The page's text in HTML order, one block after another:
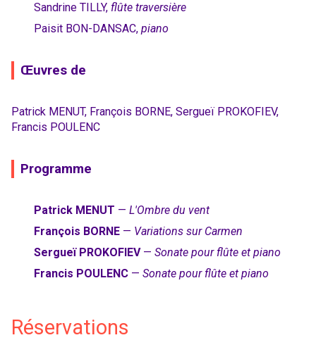
Sandrine TILLY, flûte traversière
Paisit BON-DANSAC, piano
Œuvres de
Patrick MENUT, François BORNE, Sergueï PROKOFIEV,
Francis POULENC
Programme
Patrick MENUT — L'Ombre du vent
François BORNE — Variations sur Carmen
Sergueï PROKOFIEV— Sonate pour flûte et piano
Francis POULENC — Sonate pour flûte et piano
Réservations